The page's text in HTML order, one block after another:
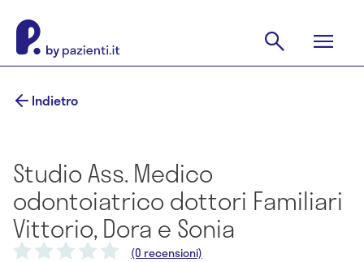
Indietro
Studio Ass. Medico
odontoiatrico dottori Familiari
Vittorio, Dora e Sonia
(0 recensioni)